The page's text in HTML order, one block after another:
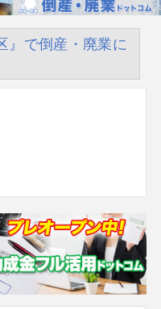
』で倒産・廃業に